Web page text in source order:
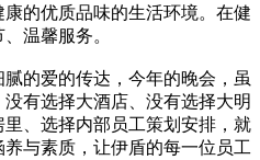
康的优质品味的生活环境。在健
温馨服务。
的爱的传达，今年的晚会，虽
有选择大酒店、没有选择大明
、选择内部员工策划安排，就
与素质，让伊盾的每一位员工